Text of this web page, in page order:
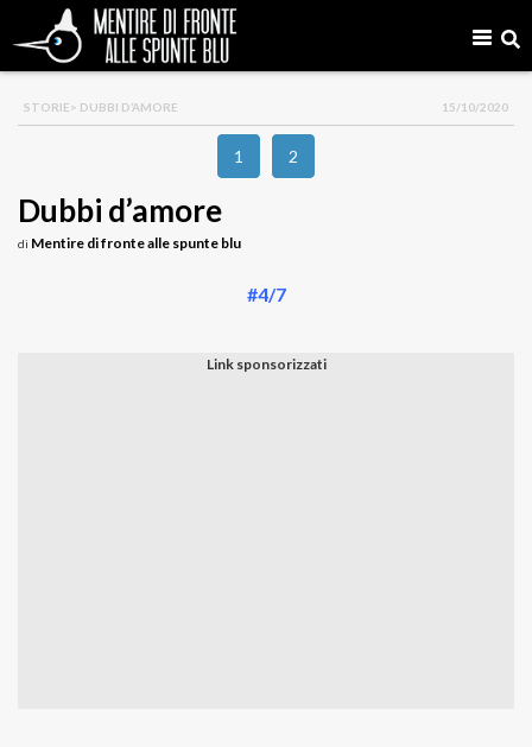
STORIE> DUBBI D’AMORE 15/10/2020
1 2
Dubbi d’amore
di Mentire di fronte alle spunte blu
#4/7